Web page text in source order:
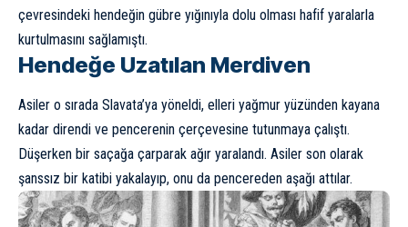
çevresindeki hendeğin gübre yığınıyla dolu olması hafif yaralarla
kurtulmasını sağlamıştı.
Hendeğe Uzatılan Merdiven
Asiler o sırada Slavata’ya yöneldi, elleri yağmur yüzünden kayana
kadar direndi ve pencerenin çerçevesine tutunmaya çalıştı.
Düşerken bir saçağa çarparak ağır yaralandı. Asiler son olarak
şanssız bir katibi yakalayıp, onu da pencereden aşağı attılar.